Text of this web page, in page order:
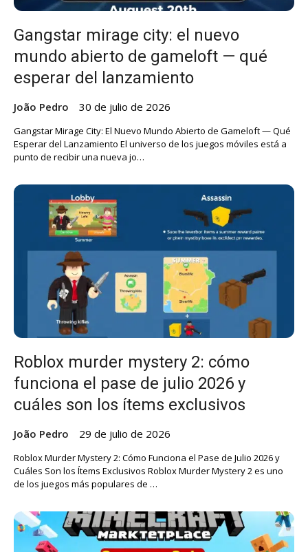
Gangstar mirage city: el nuevo
mundo abierto de gameloft — qué
esperar del lanzamiento
João Pedro 30 de julio de 2026
Gangstar Mirage City: El Nuevo Mundo Abierto de Gameloft — Qué
Esperar del Lanzamiento El universo de los juegos móviles está a
punto de recibir una nueva jo…
Roblox murder mystery 2: cómo
funciona el pase de julio 2026 y
cuáles son los ítems exclusivos
João Pedro 29 de julio de 2026
Roblox Murder Mystery 2: Cómo Funciona el Pase de Julio 2026 y
Cuáles Son los Ítems Exclusivos Roblox Murder Mystery 2 es uno
de los juegos más populares de …